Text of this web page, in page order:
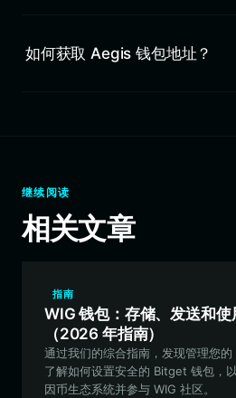
如何获取 Aegis 钱包地址？
继续阅读
相关文章
指南
WIG 钱包：存储、发送和
（2026 年指南）
通过我们的综合指南，发现管理您的
了解如何设置安全的 Bitget 钱包，
因币生态系统并参与 WIG 社区。